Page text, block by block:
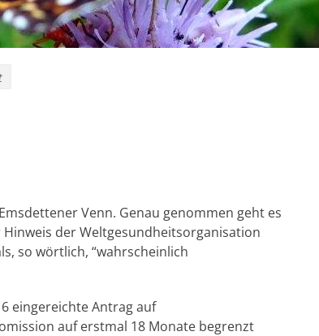
Venn. Genau genommen geht es
der Weltgesundheitsorganisation
so wörtlich, “wahrscheinlich
eingereichte Antrag auf
auf erstmal 18 Monate begrenzt